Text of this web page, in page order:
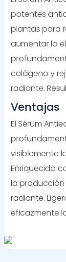
potentes
plantas para
aumentar la
colágeno y
radiante.
Ventajas
El Sérum
visiblemente
Enriquecido
la
radiante.
eficazmente